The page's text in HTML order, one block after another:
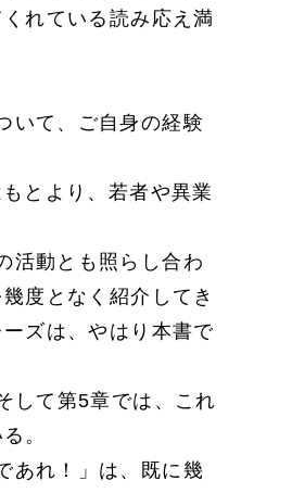
れている読み応え満
いて、ご自身の経験
とより、若者や異業
活動とも照らし合わ
度となく紹介してき
ズは、やはり本書で
して第5章では、これ
。
あれ！」は、既に幾